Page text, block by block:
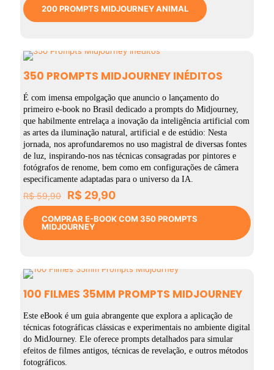
original
era:
atual
é:
200 PROMPTS MIDJOURNEY ANIMAL
350 PROMPTS MIDJOURNEY INÉDITOS
É com imensa empolgação que anuncio o lançamento do
primeiro e-book no Brasil dedicado a prompts do Midjourney,
que habilmente entrelaça a inovação da inteligência artificial com
as artes da iluminação natural, artificial e de estúdio: Nesta
jornada, nos aprofundaremos no uso magistral de diversas fontes
de luz, inspirando-nos nas técnicas consagradas por pintores e
fotógrafos de renome, bem como em configurações de câmera
especificamente adaptadas para o universo da IA.
R$59,90
O
preço
original
era:
R$ 59,90.
R$ 29,90O
preço
atual
R$ 29,90.
COMPRAR E-BOOK COM 350 PROMPTS
MIDJOURNEY
100 FILMES 35MM PROMPTS MIDJOURNEY
Este eBook é um guia abrangente que explora a aplicação de
técnicas fotográficas clássicas e experimentais no ambiente digital
do MidJourney. Ele oferece prompts detalhados para simular
efeitos de filmes antigos, técnicas de revelação, e outros métodos
fotográficos.